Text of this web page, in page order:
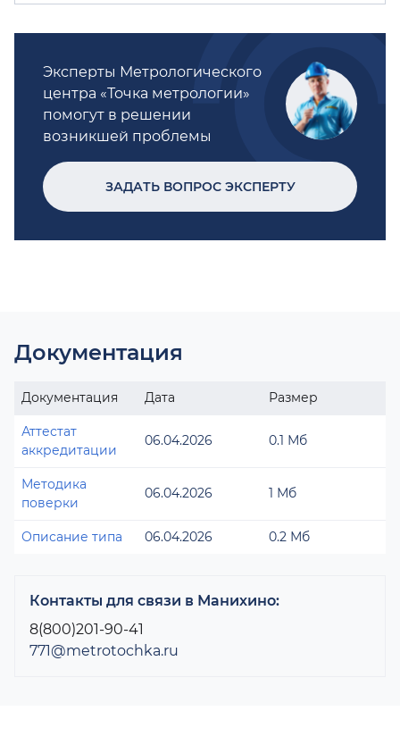
Эксперты Метрологического
центра «Точка метрологии»
помогут в решении
возникшей проблемы
ЗАДАТЬ ВОПРОС ЭКСПЕРТУ
Документация
Документация Дата Размер
Аттестат
аккредитации
06.04.2026 0.1 Мб
Методика
поверки
06.04.2026 1 Мб
Описание типа 06.04.2026 0.2 Мб
Контакты для связи в Манихино:
8(800)201-90-41
771@metrotochka.ru